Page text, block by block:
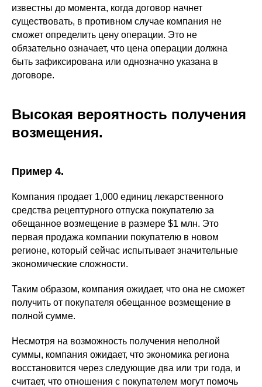
известны до момента, когда договор начнет
существовать, в противном случае компания не
сможет определить цену операции. Это не
обязательно означает, что цена операции должна
быть зафиксирована или однозначно указана в
договоре.
Высокая вероятность получения
возмещения.
Пример 4.
Компания продает 1,000 единиц лекарственного
средства рецептурного отпуска покупателю за
обещанное возмещение в размере $1 млн. Это
первая продажа компании покупателю в новом
регионе, который сейчас испытывает значительные
экономические сложности.
Таким образом, компания ожидает, что она не сможет
получить от покупателя обещанное возмещение в
полной сумме.
Несмотря на возможность получения неполной
суммы, компания ожидает, что экономика региона
восстановится через следующие два или три года, и
считает, что отношения с покупателем могут помочь